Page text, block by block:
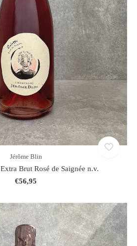
Jérôme Blin
Brut Rosé de Saignée n.v.
€56,95